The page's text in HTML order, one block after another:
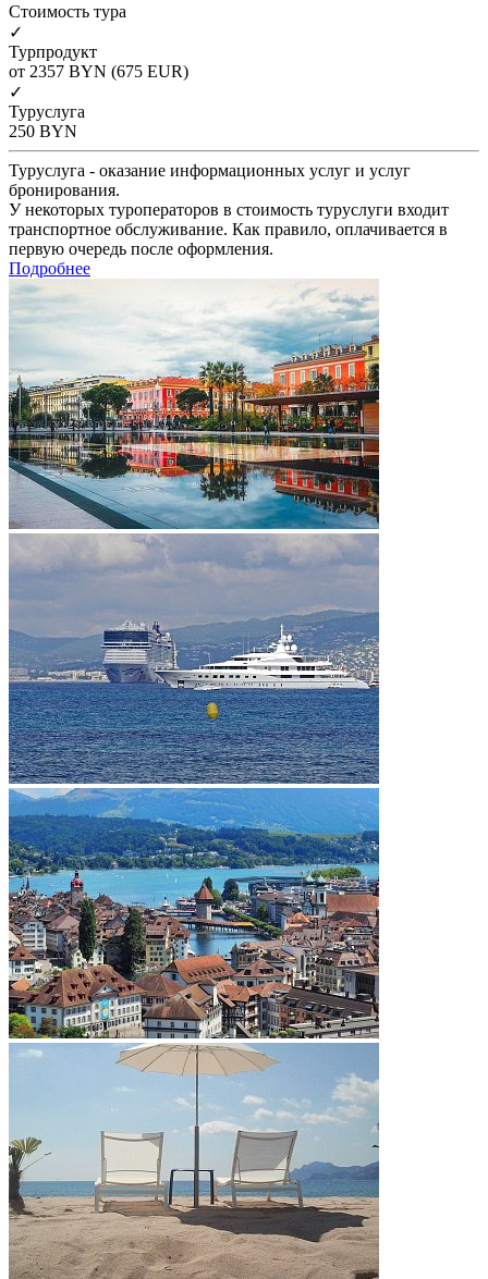
Cтоимость тура
✓
Турпродукт
от 2357 BYN (675 EUR)
✓
Туруслуга
250 BYN
Туруслуга - оказание информационных услуг и услуг
бронирования.
У некоторых туроператоров в стоимость туруслуги входит
транспортное обслуживание. Как правило, оплачивается в
первую очередь после оформления.
Подробнее